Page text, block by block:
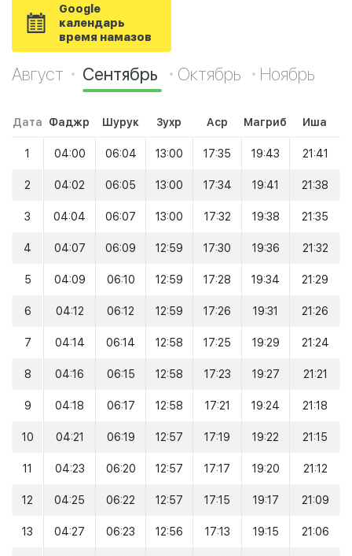
Google
календарь
время намазов
Август Сентябрь Октябрь Ноябрь
Дата Фаджр Шурук Зухр Аср Магриб Иша
1 04:00 06:04 13:00 17:35 19:43 21:41
2 04:02 06:05 13:00 17:34 19:41 21:38
3 04:04 06:07 13:00 17:32 19:38 21:35
4 04:07 06:09 12:59 17:30 19:36 21:32
5 04:09 06:10 12:59 17:28 19:34 21:29
6 04:12 06:12 12:59 17:26 19:31 21:26
7 04:14 06:14 12:58 17:25 19:29 21:24
8 04:16 06:15 12:58 17:23 19:27 21:21
9 04:18 06:17 12:58 17:21 19:24 21:18
10 04:21 06:19 12:57 17:19 19:22 21:15
11 04:23 06:20 12:57 17:17 19:20 21:12
12 04:25 06:22 12:57 17:15 19:17 21:09
13 04:27 06:23 12:56 17:13 19:15 21:06